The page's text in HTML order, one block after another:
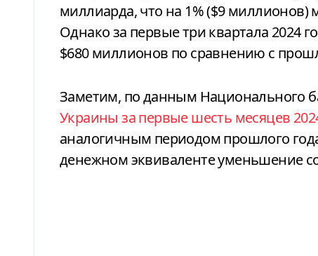
миллиарда, что на 1% ($9
Однако за первые три квартала 2024
$680 миллионов по сравнению с
Заметим, по данным Национального
Украины за первые шесть месяцев
аналогичным периодом прошлого
денежном эквиваленте уменьшение